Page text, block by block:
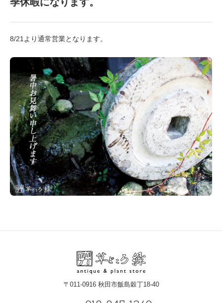
8/21より通常営業となります。
〒011-0916 秋田市飯島穀丁18-40